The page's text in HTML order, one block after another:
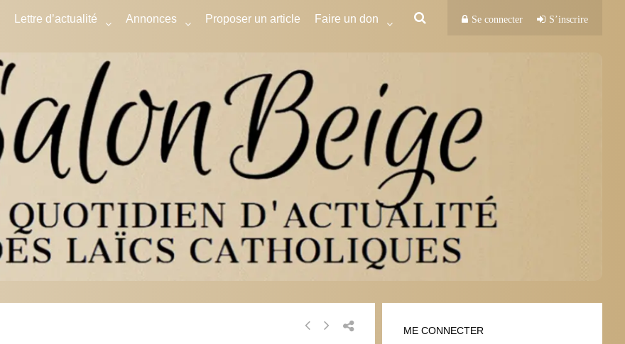
Lettre d’actualité Annonces Proposer un article Faire un don Se connecter S’inscrire
ME CONNECTER